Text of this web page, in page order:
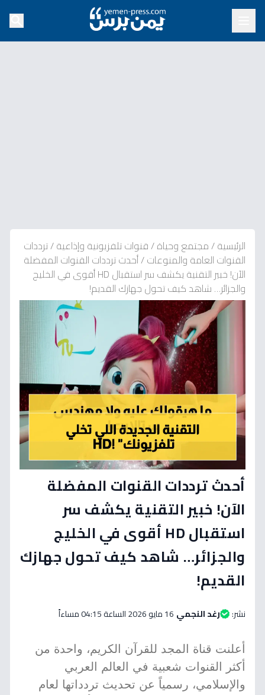
الرئيسية/مجتمع وحياة/قنوات تلفزيونية وإذاعية/ترددات
القنوات العامة والمنوعات/أحدث ترددات القنوات المفضلة
الآن! خبير التقنية يكشف سر استقبال HD أقوى في الخليج
والجزائر… شاهد كيف تحول جهازك القديم!
أحدث ترددات القنوات المفضلة
الآن! خبير التقنية يكشف سر
استقبال HD أقوى في الخليج
والجزائر… شاهد كيف تحول جهازك
القديم!
نشر: رغد النجمي 16 مايو 2026 الساعة 04:15 مساءاً
أعلنت قناة المجد للقرآن الكريم، واحدة من
أكثر القنوات شعبية في العالم العربي
والإسلامي، رسمياً عن تحديث تردداتها لعام